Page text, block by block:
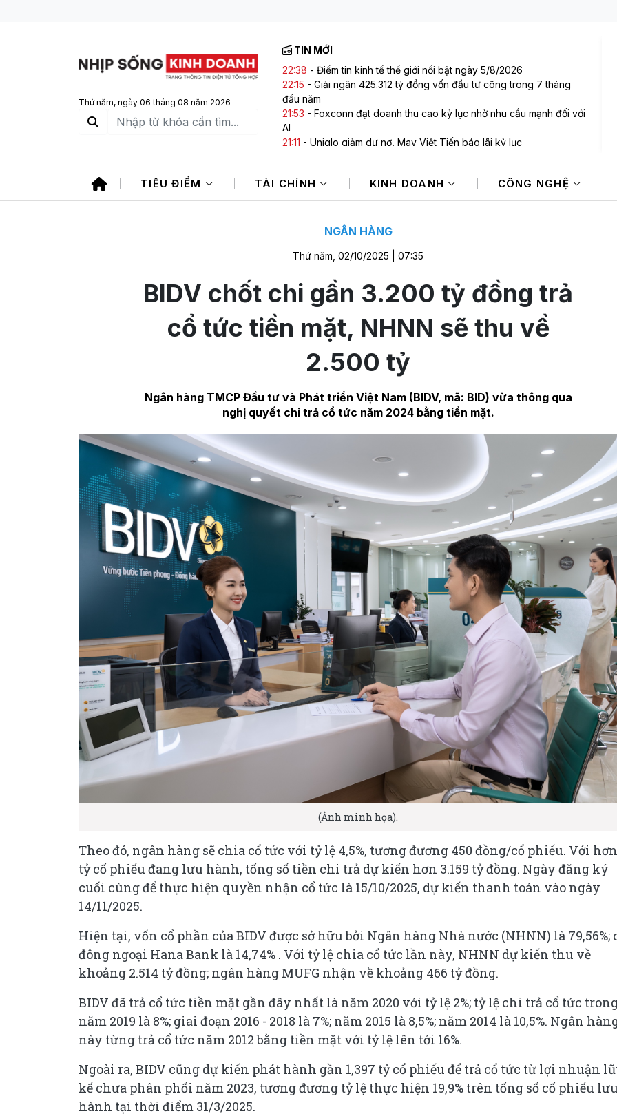
Thứ năm, ngày 06 tháng 08 năm 2026
TIN MỚI
22:38 - Điểm tin kinh tế thế giới nổi bật ngày 5/8/2026
22:15 - Giải ngân 425.312 tỷ đồng vốn đầu tư công trong 7 tháng
đầu năm
21:53 - Foxconn đạt doanh thu cao kỷ lục nhờ nhu cầu mạnh đối với
AI
21:11 - Uniqlo giảm dư nợ, May Việt Tiến báo lãi kỷ lục
20:14- Một cổ phiếu bất ngờ tăng giá thêm 77.500 đồng trong
phiên 5/8
TIÊU ĐIỂM TÀI CHÍNH KINH DOANH CÔNG NGHỆ
NGÂN HÀNG
Thứ năm, 02/10/2025 | 07:35
BIDV chốt chi gần 3.200 tỷ đồng trả
cổ tức tiền mặt, NHNN sẽ thu về
2.500 tỷ
Ngân hàng TMCP Đầu tư và Phát triển Việt Nam (BIDV, mã: BID) vừa thông qua
nghị quyết chi trả cổ tức năm 2024 bằng tiền mặt.
(Ảnh minh họa).
Theo đó, ngân hàng sẽ chia cổ tức với tỷ lệ 4,5%, tương đương 450 đồng/cổ phiếu. Với
tỷ cổ phiếu đang lưu hành, tổng số tiền chi trả dự kiến hơn 3.159 tỷ đồng. Ngày đăng ký
cuối cùng để thực hiện quyền nhận cổ tức là 15/10/2025, dự kiến thanh toán vào ngày
14/11/2025.
Hiện tại, vốn cổ phần của BIDV được sở hữu bởi Ngân hàng Nhà nước (NHNN) là 79,56%;
đông ngoại Hana Bank là 14,74% . Với tỷ lệ chia cổ tức lần này, NHNN dự kiến thu về
khoảng 2.514 tỷ đồng; ngân hàng MUFG nhận về khoảng 466 tỷ đồng.
BIDV đã trả cổ tức tiền mặt gần đây nhất là năm 2020 với tỷ lệ 2%; tỷ lệ chi trả cổ tức
năm 2019 là 8%; giai đoạn 2016 - 2018 là 7%; năm 2015 là 8,5%; năm 2014 là 10,5%. Ngân
này từng trả cổ tức năm 2012 bằng tiền mặt với tỷ lệ lên tới 16%.
Ngoài ra, BIDV cũng dự kiến phát hành gần 1,397 tỷ cổ phiếu để trả cổ tức từ lợi nhuận
kế chưa phân phối năm 2023, tương đương tỷ lệ thực hiện 19,9% trên tổng số cổ phiếu
hành tại thời điểm 31/3/2025.